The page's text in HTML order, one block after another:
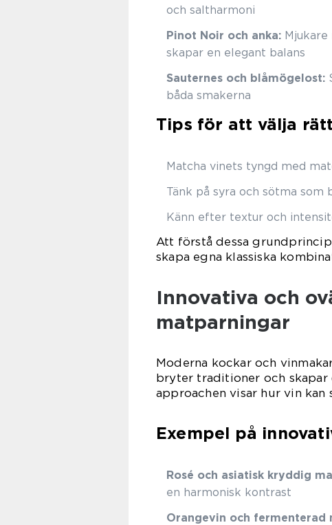
och saltharmoni
Pinot Noir och anka:
skapar en elegant balans
Sauternes och blåmögelost:
båda smakerna
Tips för att välja
Matcha vinets tyngd med
Tänk på syra och sötma som
Känn efter textur och
Att förstå dessa
skapa egna klassiska
Innovativa och
matparningar
Moderna kockar och
bryter traditioner och skapar
approachen visar hur vin
Exempel på
Rosé och asiatisk kryddig
en harmonisk kontrast
Orangevin och fermenterad